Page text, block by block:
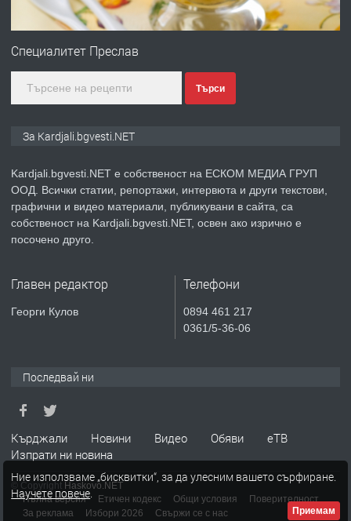
ПРЕДЛАГА
Гараж под наем в супер център
на язовир Студен кладенец 331м2 |
преди 1 година
ПРЕДЛАГА
Курс
ПРЕДЛАГА
**Прекрасен имот за продажба в
Главатарци с уникална гледка към
язовир Кърджали**
преди 2 години
Специалитет Преслав
Търси
За Kardjali.bgvesti.NET
Kardjali.bgvesti.NET е собственост на ЕСКОМ МЕДИА ГРУП
ООД. Всички статии, репортажи, интервюта и други текстови,
графични и видео материали, публикувани в сайта, са
собственост на Kardjali.bgvesti.NET, освен ако изрично е
посочено друго.
Главен редактор
Георги Кулов
Телефони
0894 461 217
0361/5-36-06
Последвай ни
Кърджали Новини Видео Обяви
еТВ
Изпрати ни новина
© Copyright Haskovo.NET
Пълна версия
Етичен кодекс Общи условия
Поверителност
За реклама
Избори 2026 Свържи се с нас
Ние използваме „бисквитки“, за да улесним вашето сърфиране.
Научете повече.
Приемам